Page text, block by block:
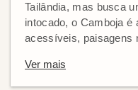
Tailândia, mas busca
intocado, o Camboja é
acessíveis, paisagens
Ver mais